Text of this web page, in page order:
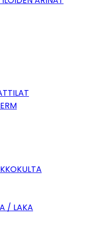
/ LAKA